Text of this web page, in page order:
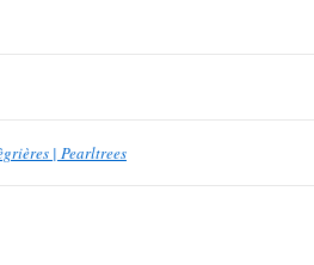
| Pearltrees